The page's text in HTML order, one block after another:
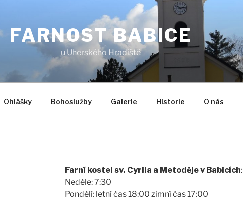
FARNOST BABICE
u Uherského Hradiště
Ohlášky Bohoslužby Galerie Historie O nás
Farní kostel sv. Cyrila a Metoděje v Babicích:
Neděle: 7:30
Pondělí: letní čas 18:00 zimní čas 17:00